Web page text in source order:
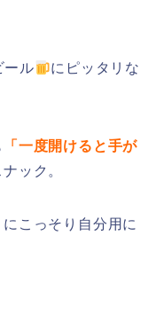
ール
にピッタリな
「一度開けると手が
ック。
こっそり自分用に